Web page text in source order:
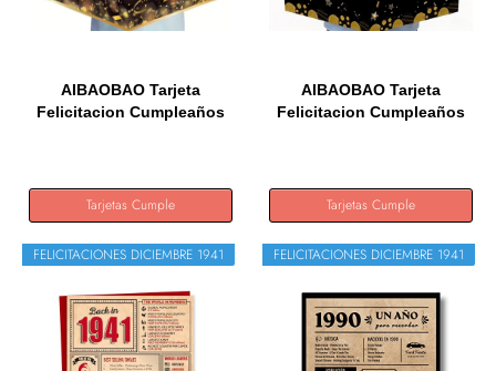
AIBAOBAO Tarjeta
Felicitacion Cumpleaños
Tarjetas Cumple
AIBAOBAO Tarjeta
Felicitacion Cumpleaños
Tarjetas Cumple
FELICITACIONES DICIEMBRE 1941 FELICITACIONES DICIEMBRE 1941